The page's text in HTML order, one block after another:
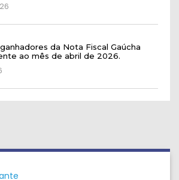
da Nota Fiscal Gaúcha
ao mês de abril de 2026.